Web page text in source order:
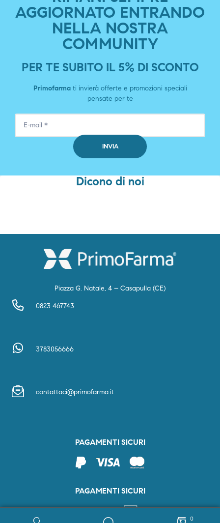
AGGIORNATO ENTRANDO
NELLA NOSTRA
COMMUNITY
PER TE SUBITO IL 5% DI SCONTO
Primofarmati invierà offerte e promozioni speciali
pensate per te
Dicono di noi
Piazza G. Natale, 4 – Casapulla (CE)
0823 467743
3783056666
contattaci@primofarma.it
PAGAMENTI SICURI
PAGAMENTI SICURI
0